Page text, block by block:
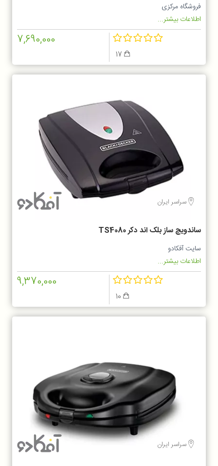
فروشگاه مرکزی
اطلاعات بیشتر...
17
7,690,000
سراسر ایران
ساندویچ ساز بلک اند دکر TS4080
سایت آفکادو
اطلاعات بیشتر...
10
9,370,000
سراسر ایران